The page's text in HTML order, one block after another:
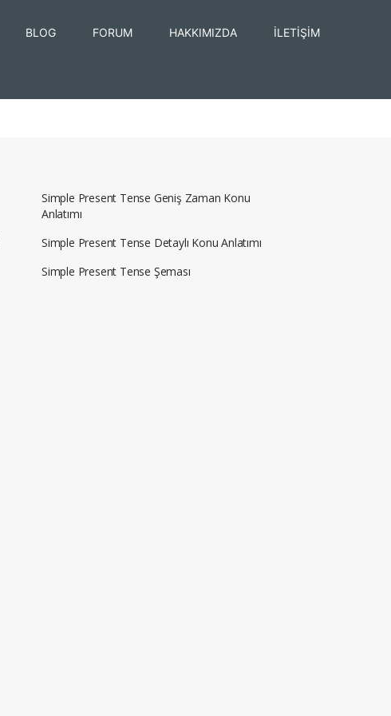
BLOG FORUM HAKKIMIZDA İLETİŞİM
Simple Present Tense Geniş Zaman Konu
Anlatımı
Simple Present Tense Detaylı Konu Anlatımı
Simple Present Tense Şeması